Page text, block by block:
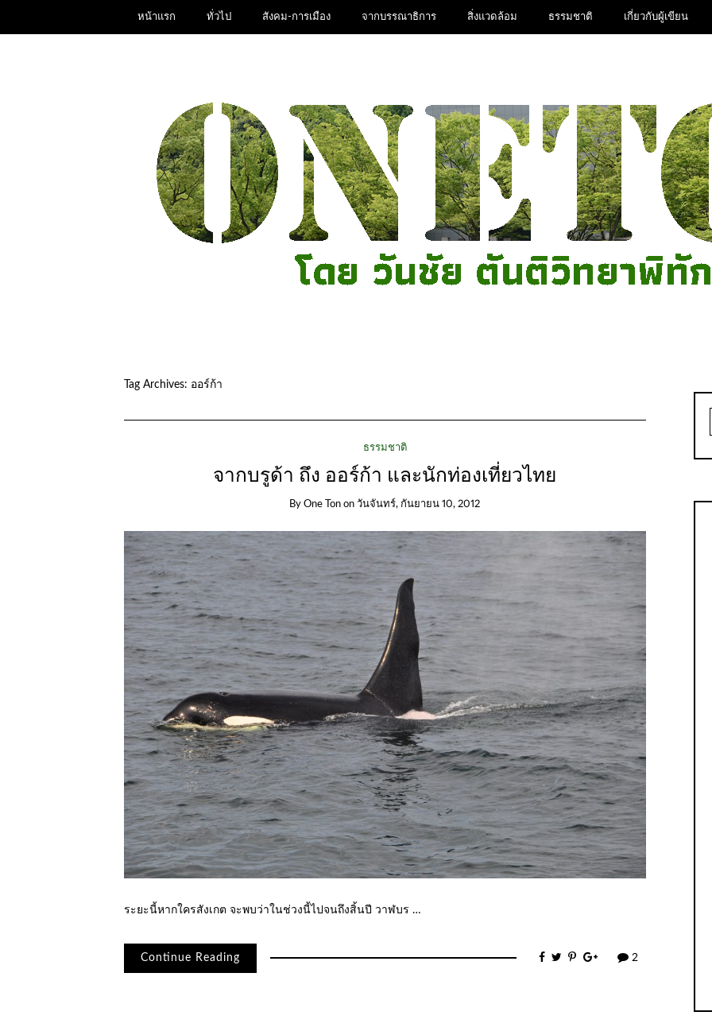
หน้าแรก ทั่วไป สังคม-การเมือง จากบรรณาธิการ สิ่งแวดล้อม ธรรมชาติ เกี่ยวกับผู้เขียน
Tag Archives: ออร์ก้า
ธรรมชาติ
จากบรูด้า ถึง ออร์ก้า และนักท่องเที่ยวไทย
ByOne Ton onวันจันทร์, กันยายน 10, 2012
ระยะนี้หากใครสังเกต จะพบว่าในช่วงนี้ไปจนถึงสิ้นปี วาฬบร …
Continue Reading 2